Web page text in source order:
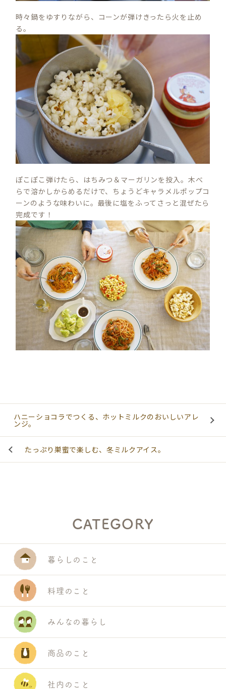
時々鍋をゆすりながら、コーンが弾けきったら火を止め
る。
ぽこぽこ弾けたら、はちみつ＆マーガリンを投入。木べ
らで溶かしからめるだけで、ちょうどキャラメルポップコ
ーンのような味わいに。最後に塩をふってさっと混ぜたら
完成です！
ハニーショコラでつくる、ホットミルクのおいしいアレ
ンジ。
たっぷり巣蜜で楽しむ、冬ミルクアイス。
CATEGORY
暮らしのこと
料理のこと
みんなの暮らし
商品のこと
社内のこと
S
E
A
R
C
H